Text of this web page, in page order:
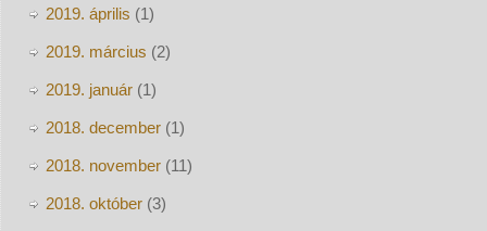
2019. április (1)
2019. március (2)
2019. január(1)
2018. december(1)
2018. november(11)
2018. október(3)